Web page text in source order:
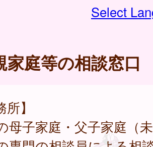
Select
家庭等の相談窓口
】
母子家庭・父子家庭（